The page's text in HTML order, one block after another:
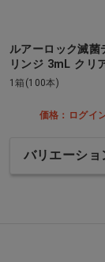
ルアーロック滅菌
リンジ 3mL クリ
1箱(100本)
価格：ログイ
バリエーショ